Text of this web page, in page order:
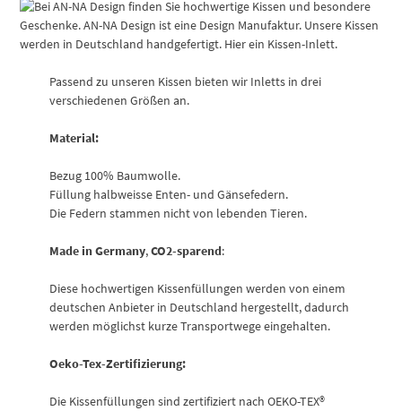
Passend zu unseren Kissen bieten wir Inletts in drei
verschiedenen Größen an.
Material:
Bezug 100% Baumwolle.
Füllung halbweisse Enten- und Gänsefedern.
Die Federn stammen nicht von lebenden Tieren.
Made in Germany,CO2-sparend:
Diese hochwertigen Kissenfüllungen werden von einem
deutschen Anbieter in Deutschland hergestellt, dadurch
werden möglichst kurze Transportwege eingehalten.
Oeko-Tex-Zertifizierung:
Die Kissenfüllungen sind zertifiziert nach OEKO-TEX®